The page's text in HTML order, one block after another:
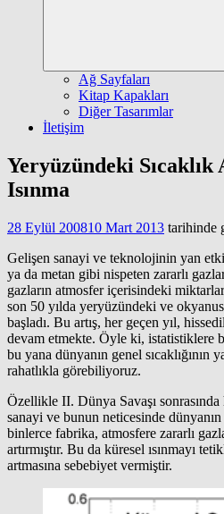
Ağ Sayfaları
Kitap Kapakları
Diğer Tasarımlar
İletişim
Yeryüzündeki Sıcaklık
Isınma
28 Eylül 200810 Mart 2013 tarihinde
Gelişen sanayi ve teknolojinin yan
ya da metan gibi nispeten zararlı
gazların atmosfer içerisindeki
son 50 yılda yeryüzündeki ve
başladı. Bu artış, her geçen yıl,
devam etmekte. Öyle ki, istatistiklere
bu yana dünyanın genel sıcaklığının
rahatlıkla görebiliyoruz.
Özellikle II. Dünya Savaşı sonrasında
sanayi ve bunun neticesinde
binlerce fabrika, atmosfere zararlı
artırmıştır. Bu da küresel ısınmayı
artmasına sebebiyet vermiştir.